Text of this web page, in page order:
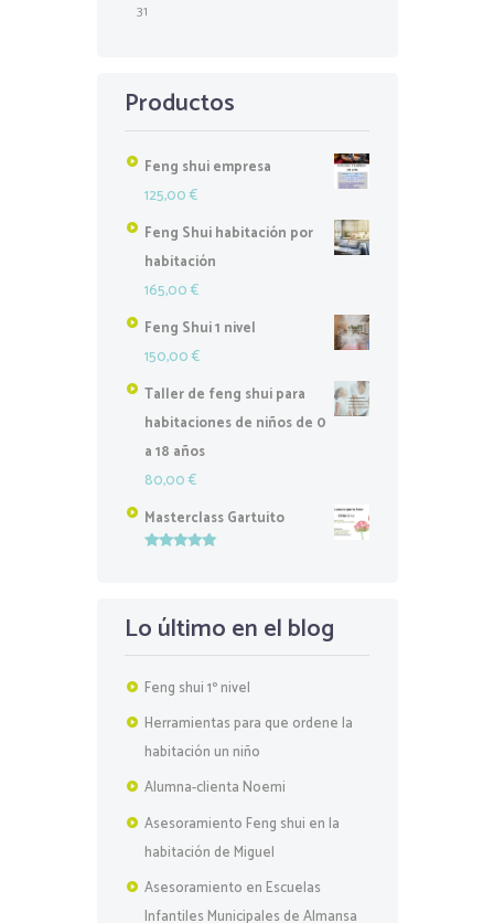
31
Productos
Feng shui empresa
125,00€
Feng Shui habitación por
habitación
165,00€
Feng Shui 1 nivel
150,00€
Taller de feng shui para
habitaciones de niños de 0
a 18 años
80,00€
Masterclass Gartuito
Lo último en el blog
Feng shui 1º nivel
Herramientas para que ordene la
habitación un niño
Alumna-clienta Noemi
Asesoramiento Feng shui en la
habitación de Miguel
Asesoramiento en Escuelas
Infantiles Municipales de Almansa